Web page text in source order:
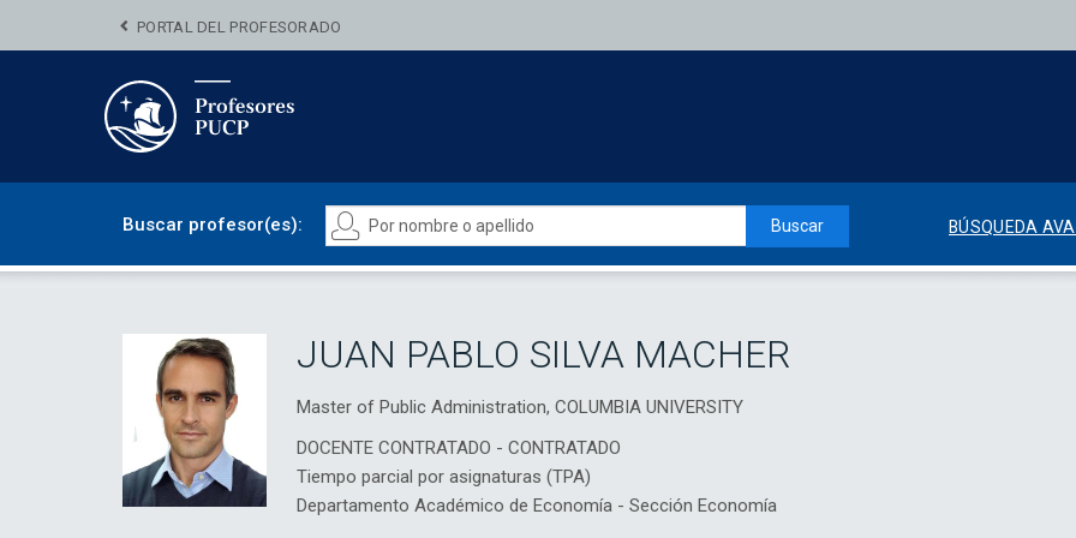
PORTAL DEL PROFESORADO
Buscar profesor(es): Buscar BÚSQUEDA
JUAN PABLO SILVA MACHER
Master of Public Administration, COLUMBIA UNIVERSITY
DOCENTE CONTRATADO - CONTRATADO
Tiempo parcial por asignaturas (TPA)
Departamento Académico de Economía - Sección Economía